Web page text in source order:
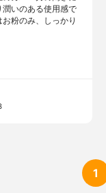
いのある使用感で
粉のみ、しっかり
1